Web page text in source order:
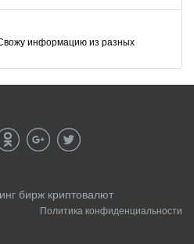
информацию из разных
бирж криптовалют
Политика конфиденциальности